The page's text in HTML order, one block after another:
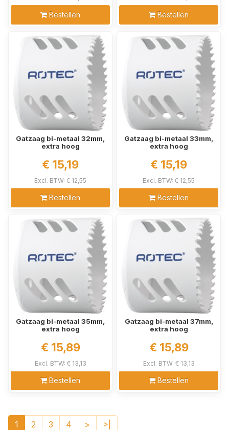
Bestellen Bestellen
Gatzaag bi-metaal 32mm,
extra hoog
€ 15,19
Excl. BTW: € 12,55
Bestellen
Gatzaag bi-metaal 33mm,
extra hoog
€ 15,19
Excl. BTW: € 12,55
Bestellen
Gatzaag bi-metaal 35mm,
extra hoog
€ 15,89
Excl. BTW: € 13,13
Bestellen
Gatzaag bi-metaal 37mm,
extra hoog
€ 15,89
Excl. BTW: € 13,13
Bestellen
1 2 3 4 >
>|